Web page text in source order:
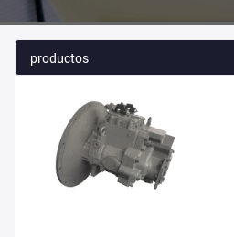
productos